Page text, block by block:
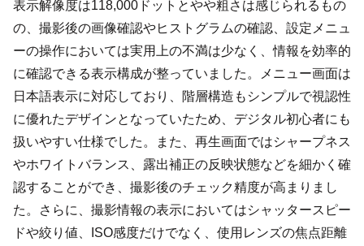
表示解像度は118,000ドットとやや粗さは感じられるもの
の、撮影後の画像確認やヒストグラムの確認、設定メニュ
ーの操作においては実用上の不満は少なく、情報を効率的
に確認できる表示構成が整っていました。メニュー画面は
日本語表示に対応しており、階層構造もシンプルで視認性
に優れたデザインとなっていたため、デジタル初心者にも
扱いやすい仕様でした。また、再生画面ではシャープネス
やホワイトバランス、露出補正の反映状態などを細かく確
認することができ、撮影後のチェック精度が高まりまし
た。さらに、撮影情報の表示においてはシャッタースピー
ドや絞り値、ISO感度だけでなく、使用レンズの焦点距離